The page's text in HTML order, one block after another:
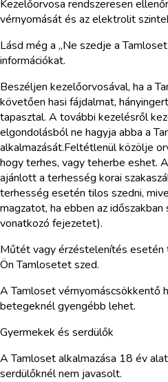
Kezelőorvosa rendszeresen
vérnyomását és az elektrolit
Lásd még a „Ne szedje a
információkat.
Beszéljen kezelőorvosával, ha a
követően hasi fájdalmat,
tapasztal. A további kezelésről
elgondolásból ne hagyja abba a
alkalmazását.Feltétlenül közölje
hogy terhes, vagy teherbe eshet.
ajánlott a terhesség korai
terhesség esetén tilos szedni,
magzatot, ha ebben az
vonatkozó fejezetet).
Műtét vagy érzéstelenítés esetén
Ön Tamlosetet szed.
A Tamloset vérnyomáscsökkentő
betegeknél gyengébb lehet.
Gyermekek és serdülők
A Tamloset alkalmazása 18 év
serdülőknél nem javasolt.